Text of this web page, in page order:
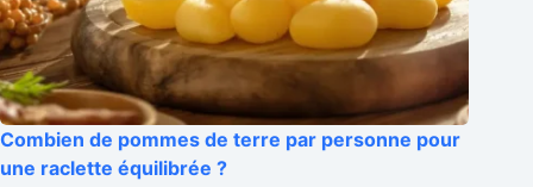
Combien de pommes de terre par personne pour
une raclette équilibrée ?